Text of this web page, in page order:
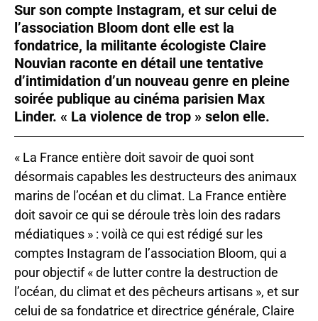
Sur son compte Instagram, et sur celui de
l’association Bloom dont elle est la
fondatrice, la militante écologiste Claire
Nouvian raconte en détail une tentative
d’intimidation d’un nouveau genre en pleine
soirée publique au cinéma parisien Max
Linder. « La violence de trop » selon elle.
« La France entière doit savoir de quoi sont
désormais capables les destructeurs des animaux
marins de l’océan et du climat. La France entière
doit savoir ce qui se déroule très loin des radars
médiatiques » : voilà ce qui est rédigé sur les
comptes Instagram de l’association Bloom, qui a
pour objectif « de lutter contre la destruction de
l’océan, du climat et des pêcheurs artisans », et sur
celui de sa fondatrice et directrice générale, Claire